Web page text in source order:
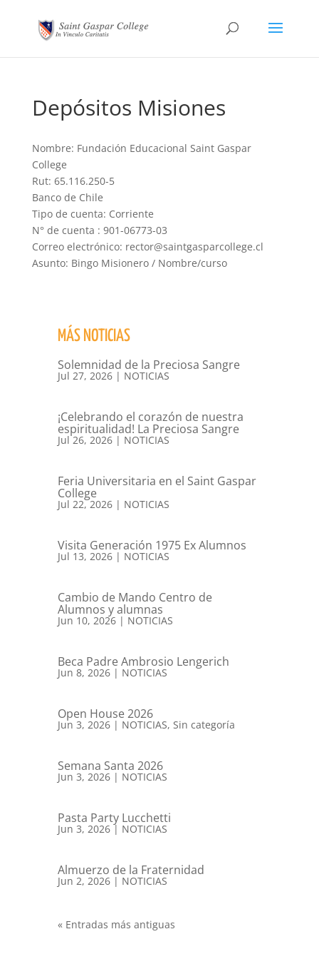
Depósitos Misiones
Nombre: Fundación Educacional Saint Gaspar
College
Rut: 65.116.250-5
Banco de Chile
Tipo de cuenta: Corriente
N° de cuenta : 901-06773-03
Correo electrónico: rector@saintgasparcollege.cl
Asunto: Bingo Misionero / Nombre/curso
MÁS NOTICIAS
Solemnidad de la Preciosa Sangre
Jul 27, 2026| NOTICIAS
¡Celebrando el corazón de nuestra
espiritualidad! La Preciosa Sangre
Jul 26, 2026| NOTICIAS
Feria Universitaria en el Saint Gaspar
College
Jul 22, 2026| NOTICIAS
Visita Generación 1975 Ex Alumnos
Jul 13, 2026| NOTICIAS
Cambio de Mando Centro de
Alumnos y alumnas
Jun 10, 2026| NOTICIAS
Beca Padre Ambrosio Lengerich
Jun 8, 2026| NOTICIAS
Open House 2026
Jun 3, 2026| NOTICIAS, Sin categoría
Semana Santa 2026
Jun 3, 2026| NOTICIAS
Pasta Party Lucchetti
Jun 3, 2026| NOTICIAS
Almuerzo de la Fraternidad
Jun 2, 2026| NOTICIAS
« Entradas más antiguas